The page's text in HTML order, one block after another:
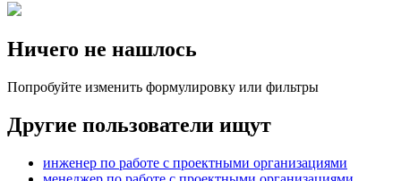
Ничего не нашлось
Попробуйте изменить формулировку или фильтры
Другие пользователи ищут
инженер по работе с проектными организациями